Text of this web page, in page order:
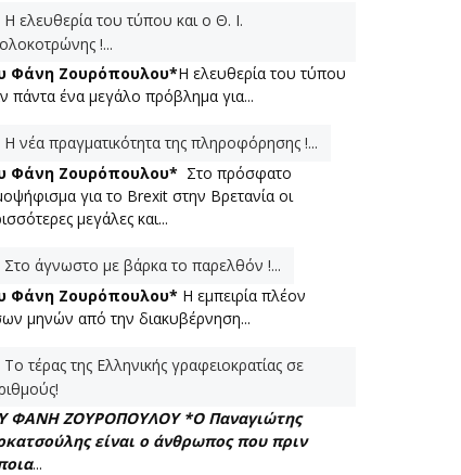
Η ελευθερία του τύπου και ο Θ. Ι.
!...
Φάνη Ζουρόπουλου*Η ελευθερία του τύπου
πάντα ένα μεγάλο πρόβλημα για...
Η νέα πραγματικότητα της πληροφόρησης !...
Φάνη Ζουρόπουλου* Στο πρόσφατο
για το Brexit στην Βρετανία οι
μεγάλες και...
Στο άγνωστο με βάρκα το παρελθόν !...
Φάνη Ζουρόπουλου* Η εμπειρία πλέον
μηνών από την διακυβέρνηση...
Το τέρας της Ελληνικής γραφειοκρατίας σε
ΦΑΝΗ ΖΟΥΡΟΠΟΥΛΟΥ *Ο Παναγιώτης
είναι ο άνθρωπος που πριν
...